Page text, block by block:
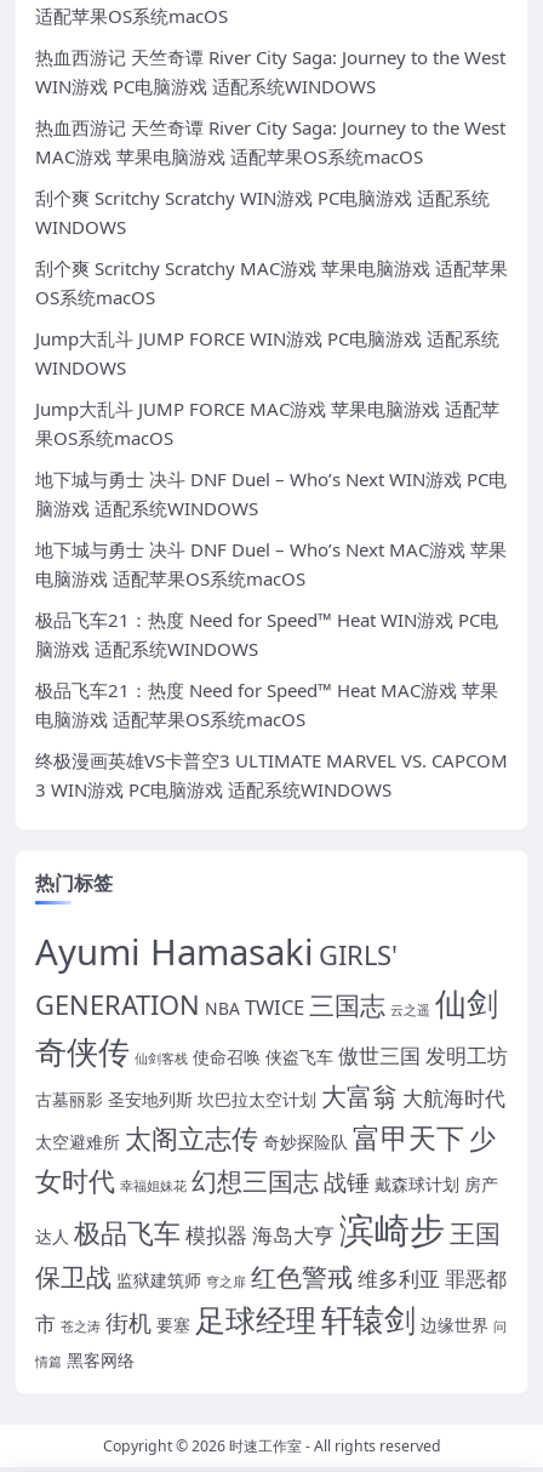
适配苹果OS系统macOS
热血西游记 天竺奇谭 River City Saga: Journey to the West
WIN游戏 PC电脑游戏 适配系统WINDOWS
热血西游记 天竺奇谭 River City Saga: Journey to the West
MAC游戏 苹果电脑游戏 适配苹果OS系统macOS
刮个爽 Scritchy Scratchy WIN游戏 PC电脑游戏 适配系统
WINDOWS
刮个爽 Scritchy Scratchy MAC游戏 苹果电脑游戏 适配苹果
OS系统macOS
Jump大乱斗 JUMP FORCE WIN游戏 PC电脑游戏 适配系统
WINDOWS
Jump大乱斗 JUMP FORCE MAC游戏 苹果电脑游戏 适配苹
果OS系统macOS
地下城与勇士 决斗 DNF Duel – Who’s Next WIN游戏 PC电
脑游戏 适配系统WINDOWS
地下城与勇士 决斗 DNF Duel – Who’s Next MAC游戏 苹果
电脑游戏 适配苹果OS系统macOS
极品飞车21：热度 Need for Speed™ Heat WIN游戏 PC电
脑游戏 适配系统WINDOWS
极品飞车21：热度 Need for Speed™ Heat MAC游戏 苹果
电脑游戏 适配苹果OS系统macOS
终极漫画英雄VS卡普空3 ULTIMATE MARVEL VS. CAPCOM
3 WIN游戏 PC电脑游戏 适配系统WINDOWS
热门标签
Ayumi Hamasaki GIRLS'
GENERATION NBA TWICE三国志 云之遥 仙剑
奇侠传 仙剑客栈 使命召唤 侠盗飞车 傲世三国 发明工坊
古墓丽影 圣安地列斯 坎巴拉太空计划 大富翁 大航海时代
太空避难所 太阁立志传 奇妙探险队 富甲天下 少
女时代 幸福姐妹花 幻想三国志战锤 戴森球计划 房产
达人 极品飞车 模拟器 海岛大亨滨崎步王国
保卫战 监狱建筑师 穹之扉 红色警戒 维多利亚 罪恶都
市 苍之涛 街机 要塞 足球经理轩辕剑 边缘世界 问
情篇 黑客网络
Copyright © 2026时速工作室- All rights reserved